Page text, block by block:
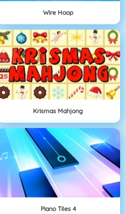
Wire Hoop
Krismas Mahjong
Piano Tiles 4